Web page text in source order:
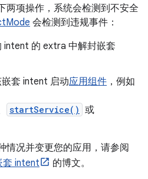
两项操作，系统会检测到不安全
会检测到违规事件：
intent 的 extra 中解封嵌套
套 intent 启动应用组件 ，例如
startService() 或
情况并变更您的应用，请参阅
套 intent 的博文。